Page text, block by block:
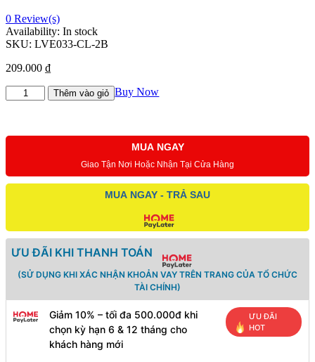
0 Review(s)
Availability: In stock
SKU: LVE033-CL-2B
209.000 ₫
Sạc
Ngắt
Explorer
iPad
(Type
C
Lightning
Off,
Thêm vào giỏ Buy Now
MUA NGAY
Giao Tận Nơi Hoặc Nhận Tại Cửa Hàng
MUA NGAY - TRẢ SAU
ƯU ĐÃI KHI THANH TOÁN
(SỬ DỤNG KHI XÁC NHẬN KHOẢN VAY TRÊN TRANG CỦA TỔ CHỨC
TÀI CHÍNH)
Giảm 10% – tối đa 500.000đ khi
chọn kỳ hạn 6 & 12 tháng cho
khách hàng mới
ƯU ĐÃI
HOT